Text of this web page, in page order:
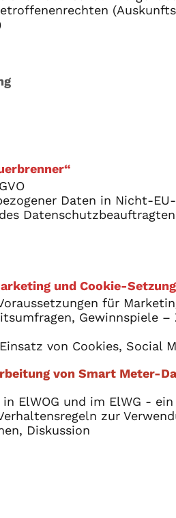
Daten in Nicht-
Datenschutzbeauftragten
und Cookie-Setzung
für
Gewinnspiele
von Cookies, Social
von Smart Meter-
ElWOG und im ElWG - ein
zur
Diskussion